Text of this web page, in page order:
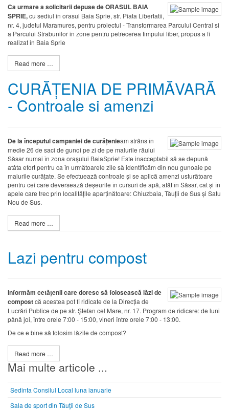
Ca urmare a solicitarii depuse de ORASUL BAIA
SPRIE,cu sediul in orasul Baia Sprie, str. Piata Libertatii,
nr. 4, judetul Maramures, pentru proiectul - Transformarea Parcului Central si
a Parcului Strabunilor in zone pentru petrecerea timpului liber, propus a fi
realizat in Baia Sprie
Read more …
CURĂȚENIA DE PRIMĂVARĂ
- Controale si amenzi
De la începutul campaniei de curățenieam strâns în
medie 26 de saci de gunoi pe zi de pe malurile râului
Săsar numai în zona orașului BaiaSprie! Este inacceptabil să se depună
atâta efort pentru ca în următoarele zile să identificăm din nou gunoaie pe
malurile curățate. Se efectuează controale și se aplică amenzi usturătoare
pentru cei care deversează deșeurile în cursuri de apă, atât în Săsar, cat și în
apele care trec prin localitățile aparținătoare: Chiuzbaia, Tăuții de Sus și Satu
Nou de Sus.
Read more …
Lazi pentru compost
Informăm cetățenii care doresc să folosească lăzi de
compostcă acestea pot fi ridicate de la Direcția de
Lucrări Publice de pe str. Ştefan cel Mare, nr. 17. Program de ridicare: de luni
până joi, între orele 7:00 - 15:00, vineri între orele 7:00 - 13:00.
De ce e bine să folosim lăzile de compost?
Read more …
Mai multe articole ...
Sedinta Consilul Local luna ianuarie
Sala de sport din Tăuţii de Sus